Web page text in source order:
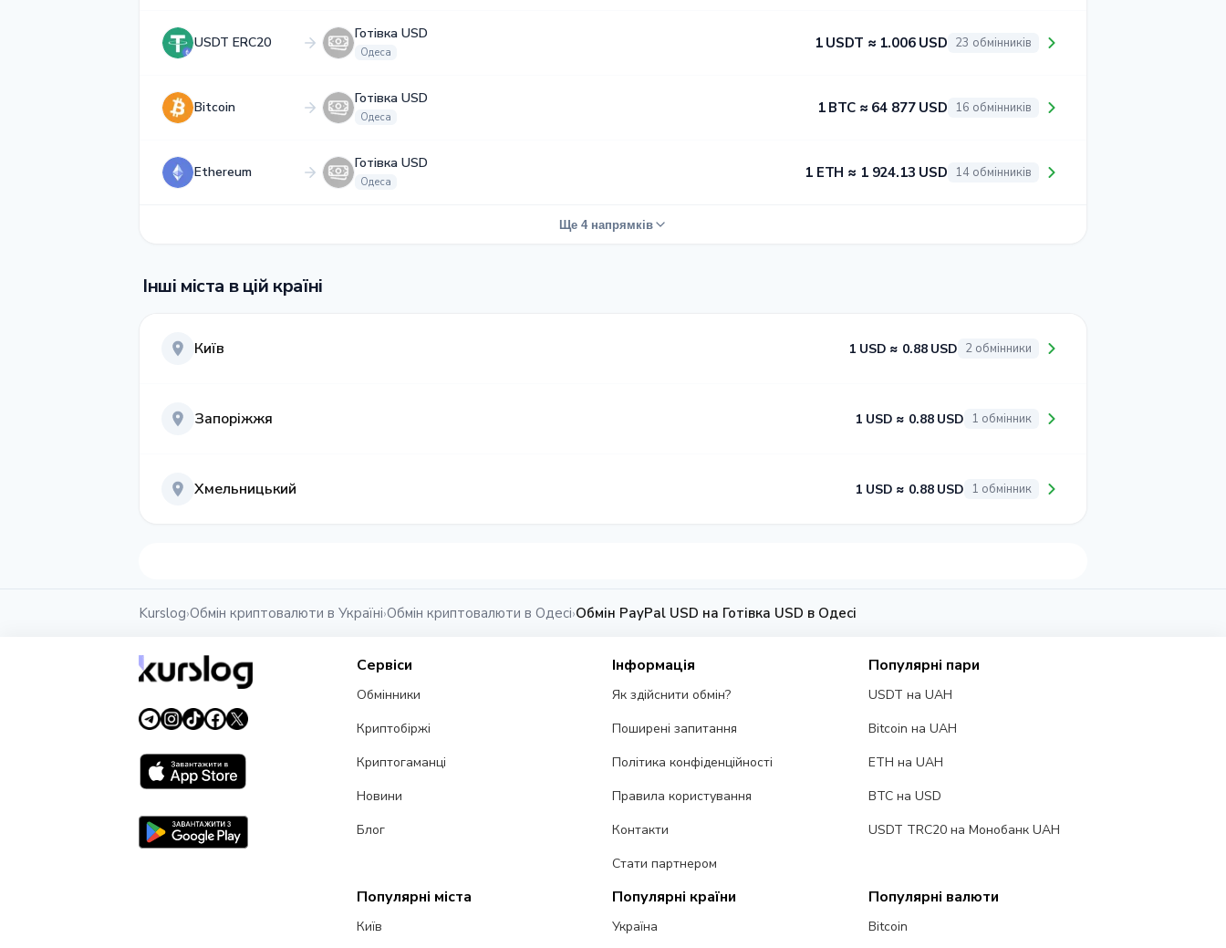
USDT ERC20
Готівка USD
Одеса
1 USDT ≈ 1.006 USD 23 обмінників
Bitcoin
Готівка USD
Одеса
1 BTC ≈ 64 877 USD 16 обмінників
Ethereum
Готівка USD
Одеса
1 ETH ≈ 1 924.13 USD 14 обмінників
Ще 4 напрямків
Інші міста в цій країні
Київ 1 USD ≈ 0.88 USD 2 обмінники
Запоріжжя 1 USD ≈ 0.88 USD 1 обмінник
Хмельницький 1 USD ≈ 0.88 USD 1 обмінник
Kurslog›Обмін криптовалюти в Україні›Обмін криптовалюти в Одесі›Обмін PayPal USD на Готівка USD в Одесі
Сервіси
Обмінники
Криптобіржі
Криптогаманці
Новини
Блог
Інформація
Як здійснити обмін?
Поширені запитання
Політика конфіденційності
Правила користування
Контакти
Стати партнером
Популярні пари
USDT на UAH
Bitcoin на UAH
ETH на UAH
BTC на USD
USDT TRC20 на Монобанк UAH
Популярні міста
Київ
Популярні країни
Україна
Популярні валюти
Bitcoin